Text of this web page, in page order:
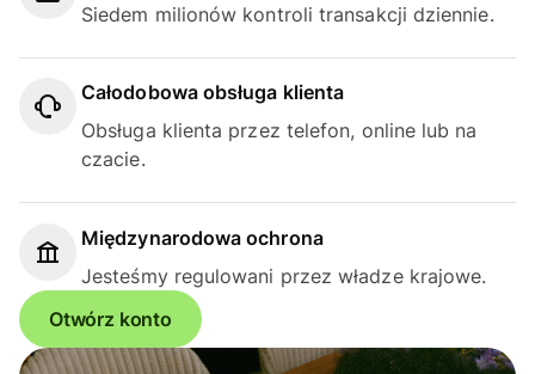
Siedem milionów kontroli transakcji dziennie.
Całodobowa obsługa klienta
Obsługa klienta przez telefon, online lub na
czacie.
Międzynarodowa ochrona
Jesteśmy regulowani przez władze krajowe.
Otwórz konto